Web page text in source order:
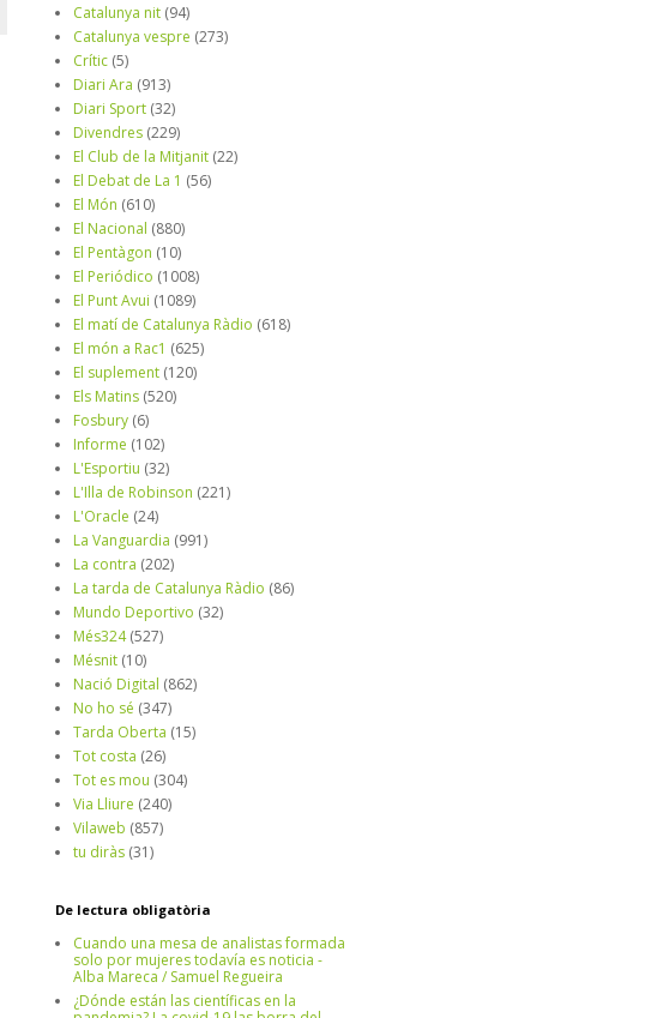
Catalunya nit (94)
Catalunya vespre (273)
Crític (5)
Diari Ara (913)
Diari Sport (32)
Divendres (229)
El Club de la Mitjanit (22)
El Debat de La 1 (56)
El Món (610)
El Nacional (880)
El Pentàgon (10)
El Periódico (1008)
El Punt Avui (1089)
El matí de Catalunya Ràdio (618)
El món a Rac1 (625)
El suplement (120)
Els Matins (520)
Fosbury (6)
Informe (102)
L'Esportiu (32)
L'Illa de Robinson (221)
L'Oracle (24)
La Vanguardia (991)
La contra (202)
La tarda de Catalunya Ràdio (86)
Mundo Deportivo (32)
Més324 (527)
Mésnit (10)
Nació Digital (862)
No ho sé (347)
Tarda Oberta (15)
Tot costa (26)
Tot es mou (304)
Via Lliure (240)
Vilaweb (857)
tu diràs (31)
De lectura obligatòria
Cuando una mesa de analistas formada
solo por mujeres todavía es noticia -
Alba Mareca / Samuel Regueira
¿Dónde están las científicas en la